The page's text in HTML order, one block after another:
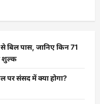
बिल पास, जानिए किन 71
शुल्क
पर संसद में क्या होगा?